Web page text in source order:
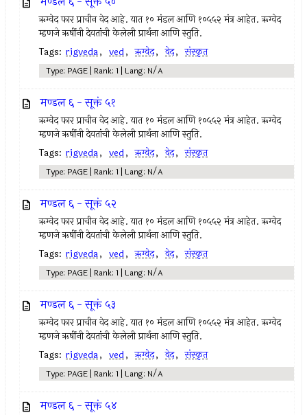
ऋग्वेद फार प्राचीन वेद आहे. यात १० मंडल आणि १०५५२ मंत्र आहेत. ऋग्वेद
म्हणजे ऋषींनी देवतांची केलेली प्रार्थना आणि स्तुति.
Tags: rigveda, ved, ऋग्वेद, वेद, संस्कृत
Type: PAGE | Rank: 1 | Lang: N/A
मण्डल ६ - सूक्तं ५१
ऋग्वेद फार प्राचीन वेद आहे. यात १० मंडल आणि १०५५२ मंत्र आहेत. ऋग्वेद
म्हणजे ऋषींनी देवतांची केलेली प्रार्थना आणि स्तुति.
Tags: rigveda, ved, ऋग्वेद, वेद, संस्कृत
Type: PAGE | Rank: 1 | Lang: N/A
मण्डल ६ - सूक्तं ५२
ऋग्वेद फार प्राचीन वेद आहे. यात १० मंडल आणि १०५५२ मंत्र आहेत. ऋग्वेद
म्हणजे ऋषींनी देवतांची केलेली प्रार्थना आणि स्तुति.
Tags: rigveda, ved, ऋग्वेद, वेद, संस्कृत
Type: PAGE | Rank: 1 | Lang: N/A
मण्डल ६ - सूक्तं ५३
ऋग्वेद फार प्राचीन वेद आहे. यात १० मंडल आणि १०५५२ मंत्र आहेत. ऋग्वेद
म्हणजे ऋषींनी देवतांची केलेली प्रार्थना आणि स्तुति.
Tags: rigveda, ved, ऋग्वेद, वेद, संस्कृत
Type: PAGE | Rank: 1 | Lang: N/A
मण्डल ६ - सूक्तं ५४